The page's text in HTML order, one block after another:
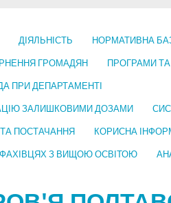
ДІЯЛЬНІСТЬ НОРМАТИВНА
ГРОМАДЯН ПРОГРАМИ
ПРИ ДЕПАРТАМЕНТІ
ЗАЛИШКОВИМИ ДОЗАМИ
ТА ПОСТАЧАННЯ КОРИСНА
З ВИЩОЮ ОСВІТОЮ